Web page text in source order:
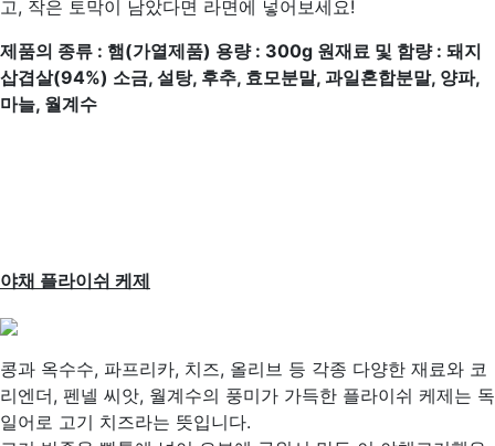
고, 작은 토막이 남았다면 라면에 넣어보세요!
제품의 종류 : 햄(가열제품) 용량 : 300g 원재료 및 함량 : 돼지
삽겹살(94%) 소금, 설탕, 후추, 효모분말, 과일혼합분말, 양파,
마늘, 월계수
야채 플라이쉬 케제
콩과 옥수수, 파프리카, 치즈, 올리브 등 각종 다양한 재료와 코
리엔더, 펜넬 씨앗, 월계수의 풍미가 가득한 플라이쉬 케제는 독
일어로 고기 치즈라는 뜻입니다.